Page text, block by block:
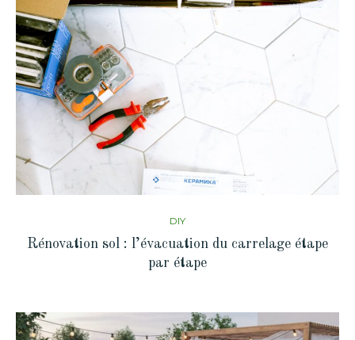
DIY
Rénovation sol : l’évacuation du carrelage étape
par étape